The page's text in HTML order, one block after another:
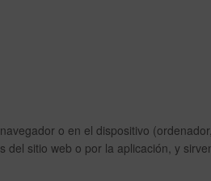
o en el dispositivo
sitio web o por la aplicación, y